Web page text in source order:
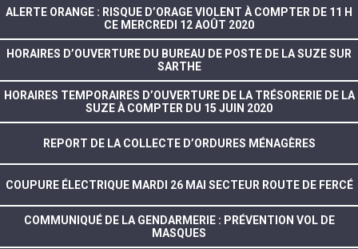
ALERTE ORANGE : RISQUE D’ORAGE VIOLENT À COMPTER DE 11 H
CE MERCREDI 12 AOÛT 2020
HORAIRES D’OUVERTURE DU BUREAU DE POSTE DE LA SUZE SUR
SARTHE
HORAIRES TEMPORAIRES D’OUVERTURE DE LA TRÉSORERIE DE LA
SUZE À COMPTER DU 15 JUIN 2020
REPORT DE LA COLLECTE D’ORDURES MÉNAGÈRES
COUPURE ÉLECTRIQUE MARDI 26 MAI SECTEUR ROUTE DE FERCÉ
COMMUNIQUÉ DE LA GENDARMERIE : PRÉVENTION VOL DE
MASQUES